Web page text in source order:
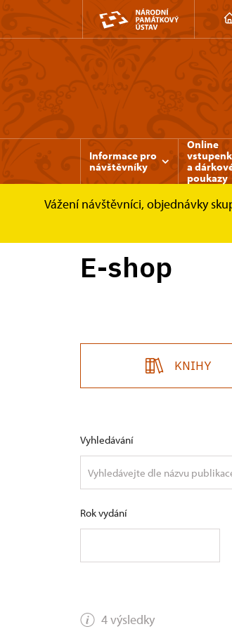
Informace pro
návštěvníky
Online
a
poukazy
Vážení návštěvníci, objednávky
Zámek Rájec nad Svitavou
E-shop
KNIHY
Vyhledávání
Rok vydání
4 výsledky